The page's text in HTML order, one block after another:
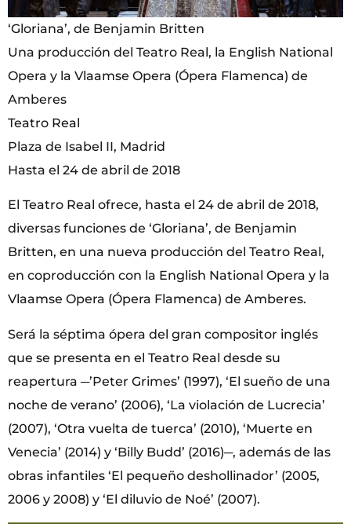
‘Gloriana’, de Benjamin Britten
Una producción del Teatro Real, la English National
Opera y la Vlaamse Opera (Ópera Flamenca) de
Amberes
Teatro Real
Plaza de Isabel II, Madrid
Hasta el 24 de abril de 2018
El Teatro Real ofrece, hasta el 24 de abril de 2018,
diversas funciones de ‘Gloriana’, de Benjamin
Britten, en una nueva producción del Teatro Real,
en coproducción con la English National Opera y la
Vlaamse Opera (Ópera Flamenca) de Amberes.
Será la séptima ópera del gran compositor inglés
que se presenta en el Teatro Real desde su
reapertura ─’Peter Grimes’ (1997), ‘El sueño de una
noche de verano’ (2006), ‘La violación de Lucrecia’
(2007), ‘Otra vuelta de tuerca’ (2010), ‘Muerte en
Venecia’ (2014) y ‘Billy Budd’ (2016)─, además de las
obras infantiles ‘El pequeño deshollinador’ (2005,
2006 y 2008) y ‘El diluvio de Noé’ (2007).